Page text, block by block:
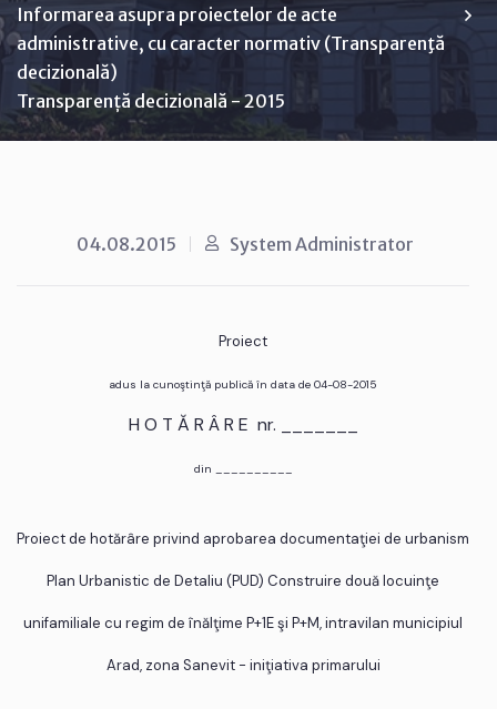
Informarea asupra proiectelor de acte
administrative, cu caracter normativ (Transparenţă
decizională)
Transparență decizională - 2015
04.08.2015 System Administrator
Proiect
adus la cunoştinţă publică în data de 04-08-2015
H O T Ă R Â R E nr. _______
din __________
Proiect de hotărâre privind aprobarea documentaţiei de urbanism
Plan Urbanistic de Detaliu (PUD) Construire două locuinţe
unifamiliale cu regim de înălţime P+1E şi P+M, intravilan municipiul
Arad, zona Sanevit - iniţiativa primarului